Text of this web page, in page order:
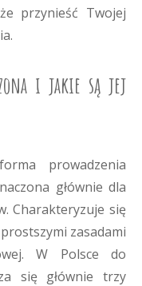
przynieść Twojej
i jakie są jej
prowadzenia
głównie dla
Charakteryzuje się
zasadami
W Polsce do
się głównie trzy